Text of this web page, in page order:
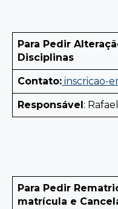
Para Pedir
Disciplinas
Contato: inscricao-
Responsável:
Para Pedir
matrícula e